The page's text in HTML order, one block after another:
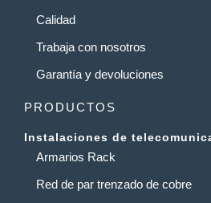
Calidad
Trabaja con nosotros
Garantía y devoluciones
PRODUCTOS
Instalaciones de
Armarios Rack
Red de par trenzado de cobre